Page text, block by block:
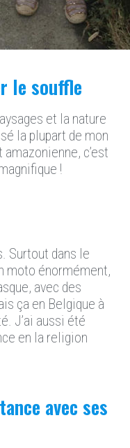
le souffle
et la nature
la plupart de mon
amazonienne, c’est
!
Surtout dans le
moto énormément,
avec des
ça en Belgique à
J’ai aussi été
en la religion
avec ses